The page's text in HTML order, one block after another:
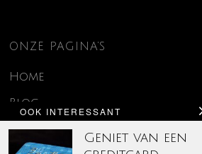
OOK INTERESSANT
Geniet van een
ONZE PAGINA’S
Home
Blog
Contact